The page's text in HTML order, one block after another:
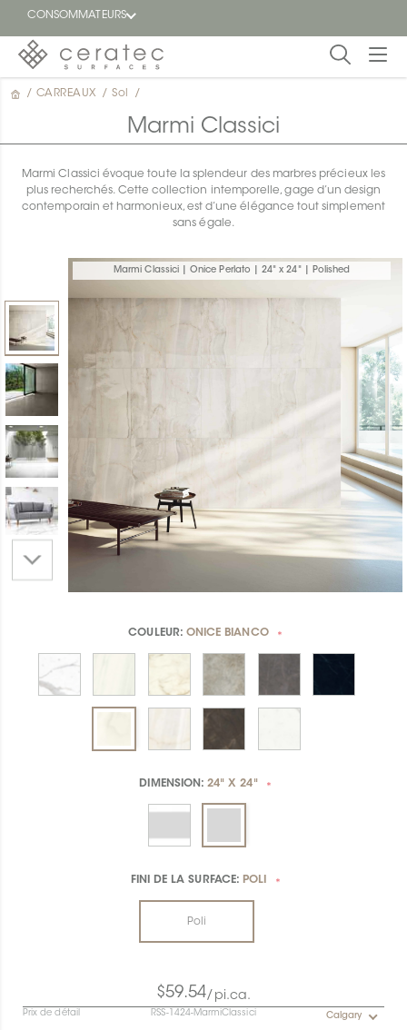
CONSOMMATEURS
En
vedette
Trouver
un
/ CARREAUX / Sol /
Marmi Classici
Marmi Classici évoque toute la splendeur des marbres précieux les
plus recherchés. Cette collection intemporelle, gage d’un design
contemporain et harmonieux, est d’une élégance tout simplement
sans égale.
Marmi Classici | Onice Perlato | 24" x 24" | Polished
COULEUR: ONICE BIANCO *
DIMENSION:24" X 24" *
FINI DE LA SURFACE: POLI *
Poli
$59.54/pi.ca.
Prix de détail RSS-1424-MarmiClassici Calgary